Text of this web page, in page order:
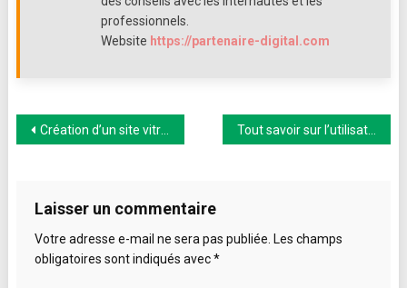
contre-
productif
professionnels.
Website https://partenaire-digital.com
Navigation
l’article
Création d’un site vitrine : les 10 règles à respecter Tout savoir sur l’utilisation des gaines thermorétractables
Laisser un commentaire
Votre adresse e-mail ne sera pas publiée. Les champs
obligatoires sont indiqués avec*